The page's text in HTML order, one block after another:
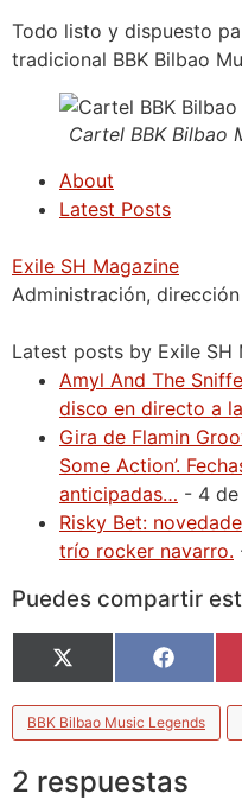
Todo listo y dispuesto
tradicional BBK Bilbao
Cartel BBK Bilbao
About
Latest Posts
Exile SH Magazine
Administración,
Latest posts by Exile SH
Amyl And The
disco en directo a
Gira de Flamin
Some Action’.
anticipadas… - 4
Risky Bet:
trío rocker navarro.
Puedes compartir
X
(Twitter)
BBK Bilbao Music Legends
2 respuestas